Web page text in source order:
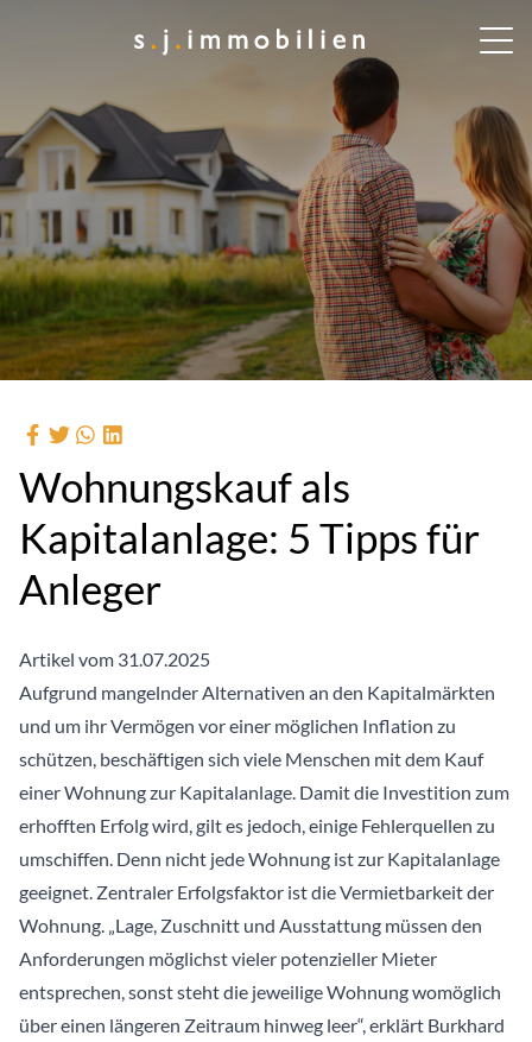
Wohnungskauf als
Kapitalanlage: 5 Tipps für
Anleger
Artikel vom 31.07.2025
Aufgrund mangelnder Alternativen an den Kapitalmärkten
und um ihr Vermögen vor einer möglichen Inflation zu
schützen, beschäftigen sich viele Menschen mit dem Kauf
einer Wohnung zur Kapitalanlage. Damit die Investition zum
erhofften Erfolg wird, gilt es jedoch, einige Fehlerquellen zu
umschiffen. Denn nicht jede Wohnung ist zur Kapitalanlage
geeignet. Zentraler Erfolgsfaktor ist die Vermietbarkeit der
Wohnung. „Lage, Zuschnitt und Ausstattung müssen den
Anforderungen möglichst vieler potenzieller Mieter
entsprechen, sonst steht die jeweilige Wohnung womöglich
über einen längeren Zeitraum hinweg leer“, erklärt Burkhard